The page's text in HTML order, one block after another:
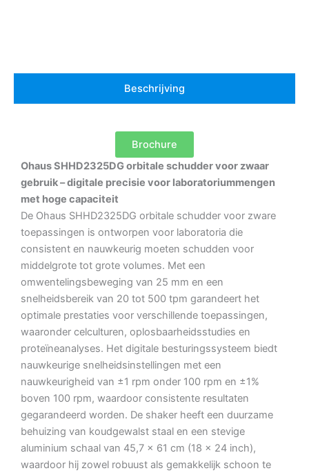
Beschrijving
Brochure
Ohaus SHHD2325DG orbitale schudder voor zwaar
gebruik – digitale precisie voor laboratoriummengen
met hoge capaciteit
De Ohaus SHHD2325DG orbitale schudder voor zware
toepassingen is ontworpen voor laboratoria die
consistent en nauwkeurig moeten schudden voor
middelgrote tot grote volumes. Met een
omwentelingsbeweging van 25 mm en een
snelheidsbereik van 20 tot 500 tpm garandeert het
optimale prestaties voor verschillende toepassingen,
waaronder celculturen, oplosbaarheidsstudies en
proteïneanalyses. Het digitale besturingssysteem biedt
nauwkeurige snelheidsinstellingen met een
nauwkeurigheid van ±1 rpm onder 100 rpm en ±1%
boven 100 rpm, waardoor consistente resultaten
gegarandeerd worden. De shaker heeft een duurzame
behuizing van koudgewalst staal en een stevige
aluminium schaal van 45,7 x 61 cm (18 x 24 inch),
waardoor hij zowel robuust als gemakkelijk schoon te